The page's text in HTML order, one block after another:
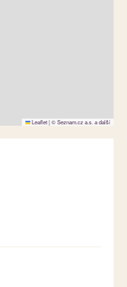
Leaflet|© Seznam.cz a.s. a další